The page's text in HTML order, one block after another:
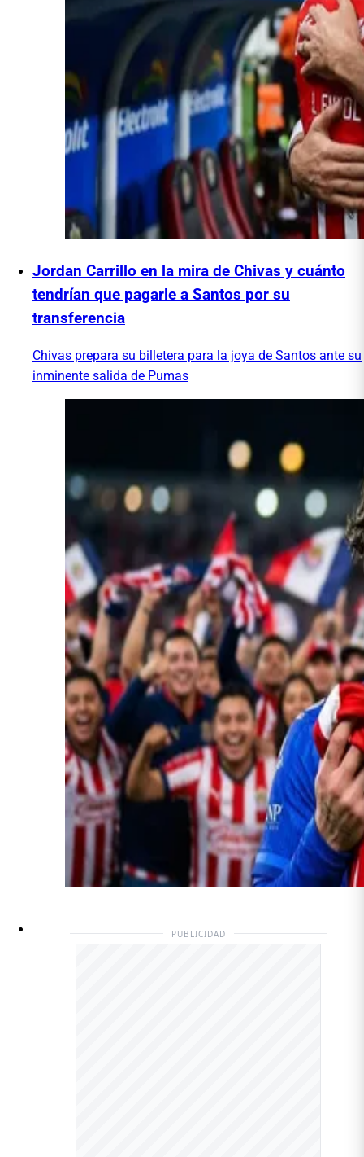
Jordan Carrillo en la mira de Chivas y cuánto
tendrían que pagarle a Santos por su
transferencia
Chivas prepara su billetera para la joya de Santos ante su
inminente salida de Pumas
PUBLICIDAD